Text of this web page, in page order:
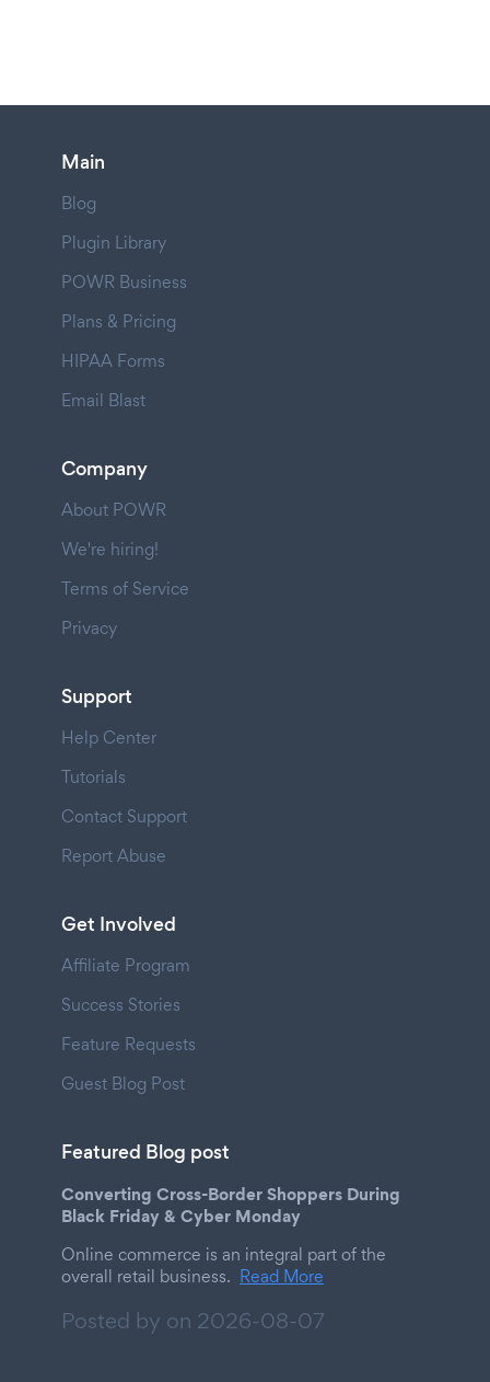
Main
Blog
Plugin Library
POWR Business
Plans & Pricing
HIPAA Forms
Email Blast
Company
About POWR
We're hiring!
Terms of Service
Privacy
Support
Help Center
Tutorials
Contact Support
Report Abuse
Get Involved
Affiliate Program
Success Stories
Feature Requests
Guest Blog Post
Featured Blog post
Converting Cross-Border Shoppers During
Black Friday & Cyber Monday
Online commerce is an integral part of the
overall retail business. Read More
Posted by on 2026-08-07